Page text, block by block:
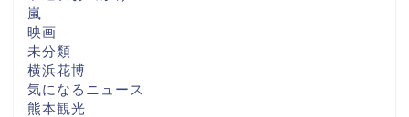
嵐
映画
未分類
横浜花博
気になるニュース
熊本観光